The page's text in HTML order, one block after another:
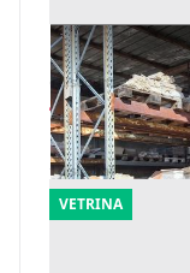
19#9933
Mandas (Sud
Offerta minima
4.704 €
VETRINA